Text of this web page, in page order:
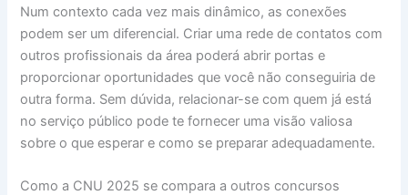
Num contexto cada vez mais dinâmico, as conexões
podem ser um diferencial. Criar uma rede de contatos com
outros profissionais da área poderá abrir portas e
proporcionar oportunidades que você não conseguiria de
outra forma. Sem dúvida, relacionar-se com quem já está
no serviço público pode te fornecer uma visão valiosa
sobre o que esperar e como se preparar adequadamente.
Como a CNU 2025 se compara a outros concursos